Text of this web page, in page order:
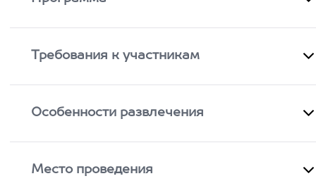
Требования к участникам
Особенности развлечения
Место проведения